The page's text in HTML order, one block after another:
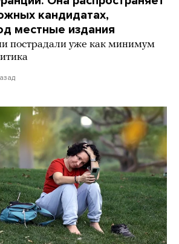
кандидатах,
местные издания
пострадали уже как минимум